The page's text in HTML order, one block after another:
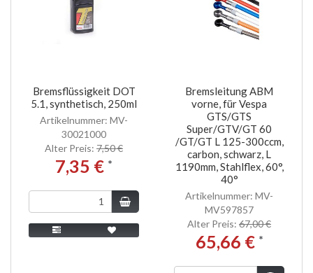
Bremsflüssigkeit DOT
5.1, synthetisch, 250ml
Artikelnummer: MV-
30021000
Alter Preis: 7,50 €
7,35 € *
Bremsleitung ABM
vorne, für Vespa
GTS/GTS
Super/GTV/GT 60
/GT/GT L 125-300ccm,
carbon, schwarz, L
1190mm, Stahlflex, 60°,
40°
Artikelnummer: MV-
MV597857
Alter Preis: 67,00 €
65,66 € *